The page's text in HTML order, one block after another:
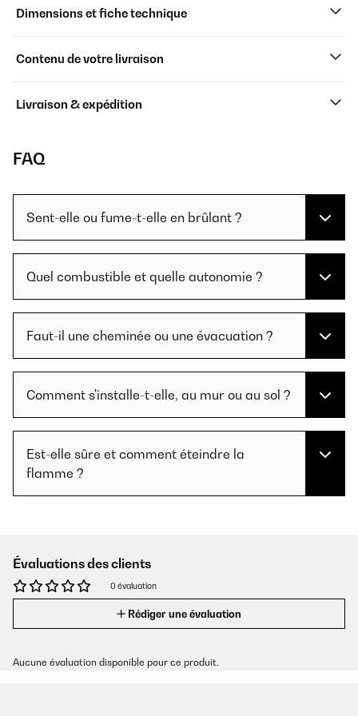
Dimensions et fiche technique
Contenu de votre livraison
Livraison & expédition
FAQ
Sent-elle ou fume-t-elle en brûlant ?
Quel combustible et quelle autonomie ?
Faut-il une cheminée ou une évacuation ?
Comment s'installe-t-elle, au mur ou au sol ?
Est-elle sûre et comment éteindre la
flamme ?
Évaluations des clients
0 évaluation
Rédiger une évaluation
Aucune évaluation disponible pour ce produit.